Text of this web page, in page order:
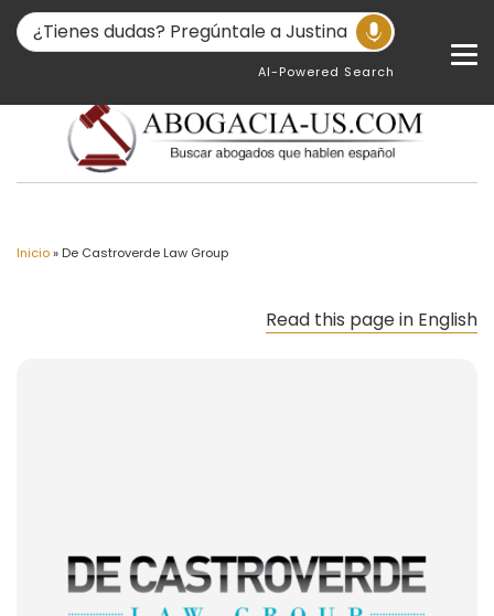
AI-Powered Search
Inicio» De Castroverde Law Group
Read this page in English